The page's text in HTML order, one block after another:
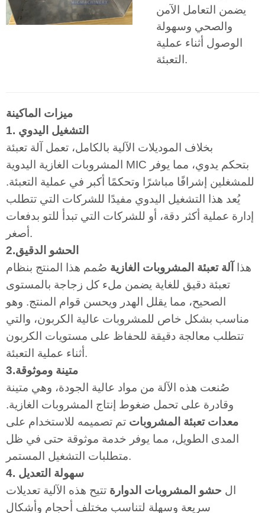
يضمن التعامل الآمن
والصحي وسهولة
الوصول أثناء عملية
التعبئة.
ميزات الماكينة
1. التشغيل اليدوي
بخلاف الموديلات الآلية بالكامل، تعمل آلة تعبئة
المشروبات الغازية اليدوية MIC بتحكم يدوي، مما يوفر
للمشغلين إشرافًا مباشرًا وتحكمًا أكبر في عملية التعبئة.
يُعد هذا التشغيل اليدوي مفيدًا للشركات التي تتطلب
إدارة عملية أكثر دقة، أو للشركات التي تبدأ للتو بدفعات
أصغر.
2.الحشو الدقيق
هذا
آلة تعبئة المشروبات الغازية صُمم هذا المنتج بنظام
تعبئة دقيق للغاية يضمن ملء كل زجاجة بالمستوى
الصحيح، مما يقلل الهدر ويحسن قوام المنتج. وهو
مناسب بشكل خاص للمشروبات عالية الكربون، والتي
تتطلب معالجة دقيقة للحفاظ على مستويات الكربون
أثناء عملية التعبئة.
3.متينة وموثوقة
صُنعت هذه الآلة من مواد عالية الجودة، وهي متينة
وقادرة على تحمل ضغوط إنتاج المشروبات الغازية.
معدات تعبئة المشروبات تم تصميمه للاستخدام على
المدى الطويل، مما يوفر خدمة موثوقة حتى في ظل
متطلبات التشغيل المستمر.
4. سهولة التعديل
ال حشو المشروبات الدوارة تتيح هذه الآلية تعديلات
سريعة وسهلة لتناسب مختلف أحجام وأشكال